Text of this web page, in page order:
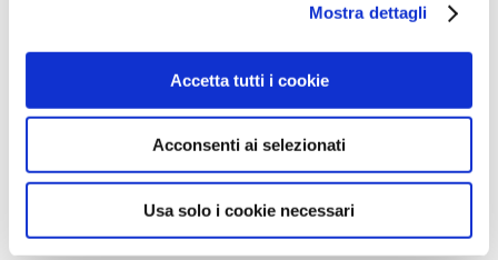
Mostra dettagli
Accetta tutti i cookie
Acconsenti ai selezionati
Usa solo i cookie necessari
Rivestite uno stampo a cuore da 20 cm imburrato e
Con la rimanente frolla create cuoricinidi diverse
dimensioni, disponeteli su una teglia e infornate a 170
Per la mousse al cioccolato:fate sciogliere le gocce
pasticcere con 125 ml di panna e lasciate raffreddare il
composto. Montate la rimanente panna fresca, unitela
delicatamente, con movimenti dall'alto verso il basso,